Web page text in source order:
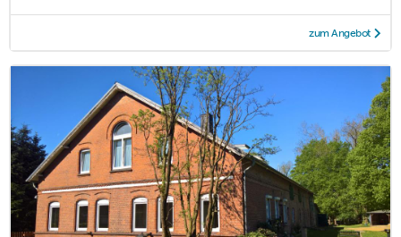
zum Angebot